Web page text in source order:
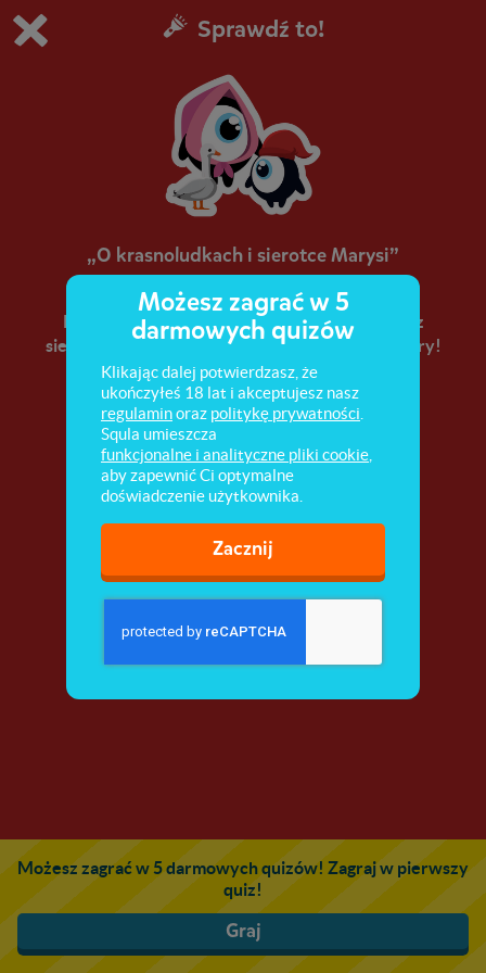
Grasz w wersję demonstracyjną Squli
Kup teraz!
0
Sprawdź to!
„O krasnoludkach i sierotce Marysi”
Kim był Koszałek-Opałek i co miał wspólnego z
sierotką Marysią? Sprawdź, co pamiętasz z lektury!
Możesz zagrać w 5 darmowych quizów! Zagraj w pierwszy
quiz!
Graj
Możesz zagrać w 5
darmowych quizów
Klikając dalej potwierdzasz, że
ukończyłeś 18 lat i akceptujesz nasz
regulaminoraz politykę prywatności
Squla umieszcza
funkcjonalne i analityczne pliki cookie
aby zapewnić Ci optymalne
doświadczenie użytkownika.
Zacznij